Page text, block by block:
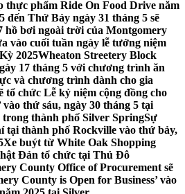
thực phẩm Ride On Food Drive năm
đến Thứ Bảy ngày 31 tháng 5 sẽ
hồ bơi ngoài trời của Montgomery
vào cuối tuần ngày lễ tưởng niệm
2025Wheaton Streetery Block
17 tháng 5 với chương trình ăn
và chương trình dành cho gia
tổ chức Lễ kỷ niệm cộng đồng cho
vào thứ sáu, ngày 30 tháng 5 tại
thành phố Silver SpringSự
tại thành phố Rockville vào thứ bảy,
Xe buýt từ White Oak Shopping
Đản tổ chức tại Thủ Đô
County Office of Procurement sẽ
County is Open for Business’ vào